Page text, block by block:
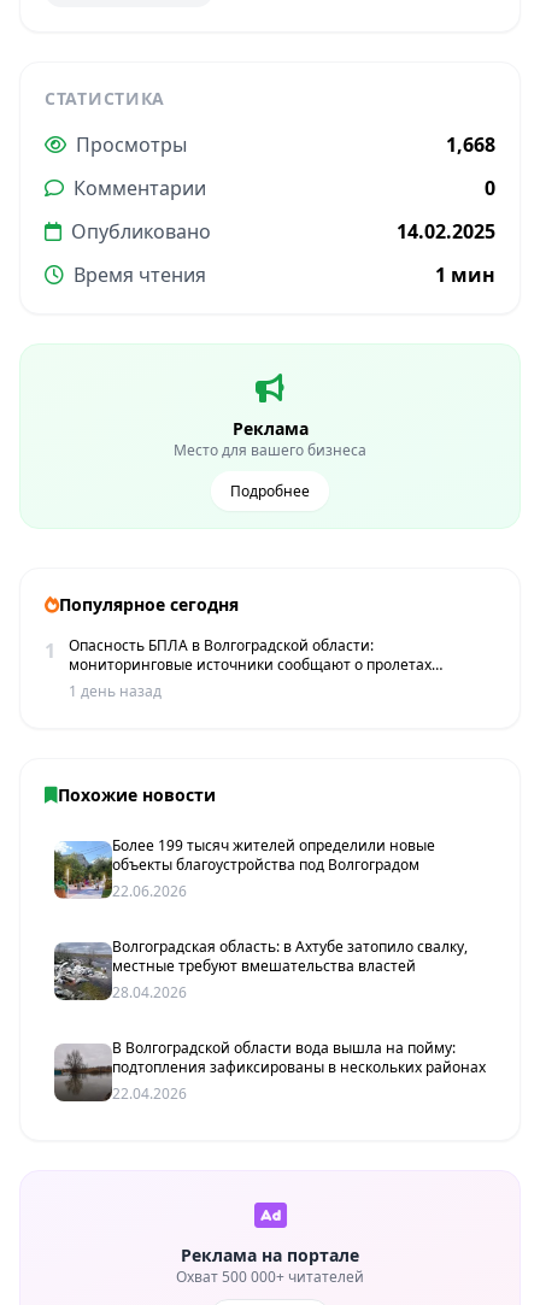
СТАТИСТИКА
Просмотры
1,668
Комментарии
0
Опубликовано
14.02.2025
Время чтения
1 мин
Реклама
Место для вашего бизнеса
Подробнее
Популярное сегодня
1
Опасность БПЛА в Волгоградской области:
мониторинговые источники сообщают о пролетах
беспилотников
1 день назад
Похожие новости
Более 199 тысяч жителей определили новые
объекты благоустройства под Волгоградом
22.06.2026
Волгоградская область: в Ахтубе затопило свалку,
местные требуют вмешательства властей
28.04.2026
В Волгоградской области вода вышла на пойму:
подтопления зафиксированы в нескольких районах
22.04.2026
Реклама на портале
Охват 500 000+ читателей